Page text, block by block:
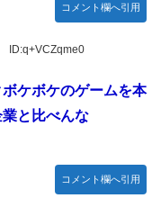
コメント欄へ引用
ID:q+VCZqme0
ケボケのゲームを本
と比べんな
コメント欄へ引用